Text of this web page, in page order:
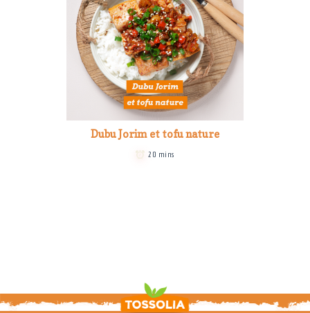
Dubu Jorim et tofu nature
20 mins